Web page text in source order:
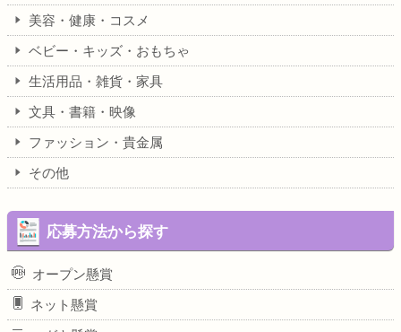
美容・健康・コスメ
ベビー・キッズ・おもちゃ
生活用品・雑貨・家具
文具・書籍・映像
ファッション・貴金属
その他
応募方法から探す
オープン懸賞
ネット懸賞